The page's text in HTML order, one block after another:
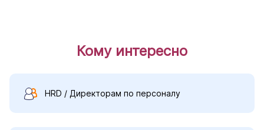
Кому интересно
HRD / Директорам по персоналу